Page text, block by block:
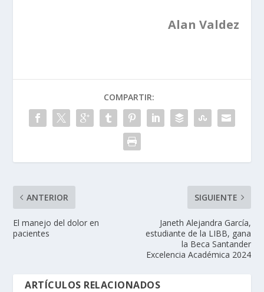
Alan Valdez
COMPARTIR:
ANTERIOR
El manejo del dolor en
pacientes
SIGUIENTE
Janeth Alejandra García,
estudiante de la LIBB, gana
la Beca Santander
Excelencia Académica 2024
ARTÍCULOS RELACIONADOS